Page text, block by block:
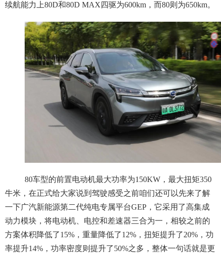
续航能力上80D和80D MAX四驱为600km，而80则为650km。
80车型的前置电动机最大功率为150KW，最大扭矩350
牛米，在正式给大家说到驾驶感受之前咱们还可以先来了解
一下广汽新能源第二代纯电专属平台GEP，它采用了高集成
动力模块，将电动机、电控和差速器三合为一，相较之前的
方案体积降低了15%，重量降低了12%，扭矩提升了20%，功
率提升14%，功率密度则提升了50%之多，整体一句话就是更